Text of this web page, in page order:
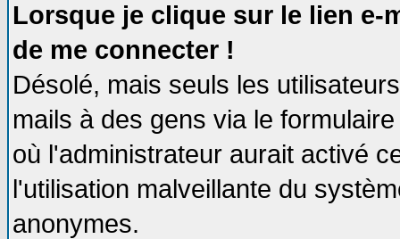
Lorsque je clique sur le lien e-
de me connecter !
Désolé, mais seuls les
mails à des gens via le
où l'administrateur aurait activé
l'utilisation malveillante du
anonymes.